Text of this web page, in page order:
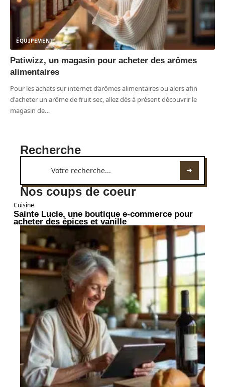
ÉQUIPEMENT
Patiwizz, un magasin pour acheter des arômes
alimentaires
Pour les achats sur internet d’arômes alimentaires ou alors afin
d'acheter un arôme de fruit sec, allez dès à présent découvrir le
magasin de…
Recherche
Nos coups de coeur
Cuisine
Sainte Lucie, une boutique e-commerce pour
acheter des épices et vanille